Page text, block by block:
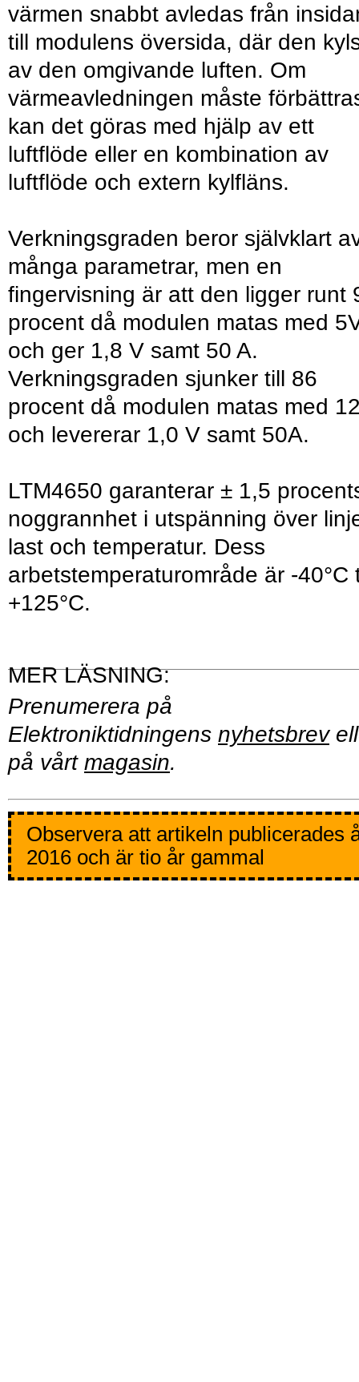
värmen snabbt avledas från
till modulens översida, där den
av den omgivande luften. Om
värmeavledningen måste
kan det göras med hjälp av ett
luftflöde eller en kombination av
luftflöde och extern kylfläns.
Verkningsgraden beror självklart
många parametrar, men en
fingervisning är att den ligger runt
procent då modulen matas med
och ger 1,8 V samt 50 A.
Verkningsgraden sjunker till 86
procent då modulen matas med
och levererar 1,0 V samt 50A.
LTM4650 garanterar ± 1,5
noggrannhet i utspänning över
last och temperatur. Dess
arbetstemperaturområde är -40°C
+125°C.
Prenumerera på
Elektroniktidningens nyhetsbrev
på vårt magasin.
Observera att artikeln publicerades
2016 och är tio år gammal